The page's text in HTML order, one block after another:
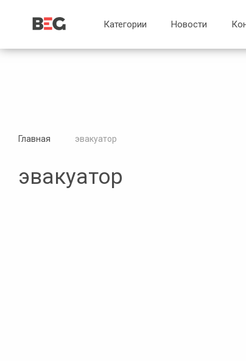
Категории
Новости
Главная эвакуатор
эвакуатор